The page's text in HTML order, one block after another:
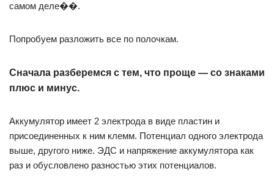
самом деле��.
Попробуем разложить все по полочкам.
Сначала разберемся с тем, что проще — со знаками
плюс и минус.
Аккумулятор имеет 2 электрода в виде пластин и
присоединенных к ним клемм. Потенциал одного электрода
выше, другого ниже. ЭДС и напряжение аккумулятора как
раз и обусловлено разностью этих потенциалов.